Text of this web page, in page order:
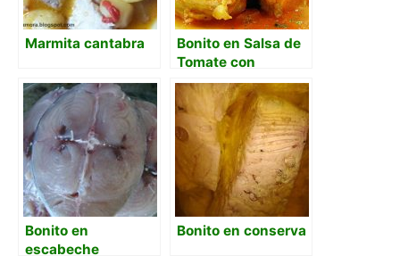
Marmita cantabra
Bonito en Salsa de
Tomate con
Pimientos del
Piquillo
Bonito en
escabeche
Bonito en conserva